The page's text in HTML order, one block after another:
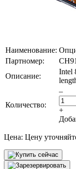
Наименование:
Партномер:
Описание:
Intel
Количество:
–
+
Цена: Цену